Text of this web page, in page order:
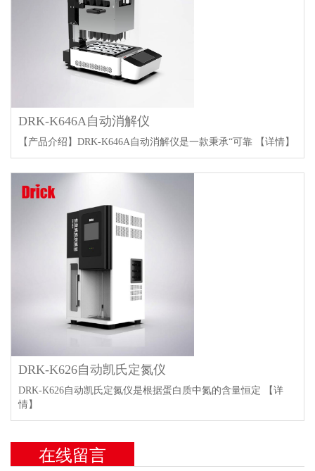
DRK-K646A自动消解仪
【产品介绍】DRK-K646A自动消解仪是一款秉承“可靠 【详情】
DRK-K626自动凯氏定氮仪
DRK-K626自动凯氏定氮仪是根据蛋白质中氮的含量恒定
【详
情】
在线留言